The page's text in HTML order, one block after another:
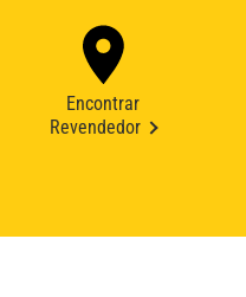
Encontrar
Revendedor